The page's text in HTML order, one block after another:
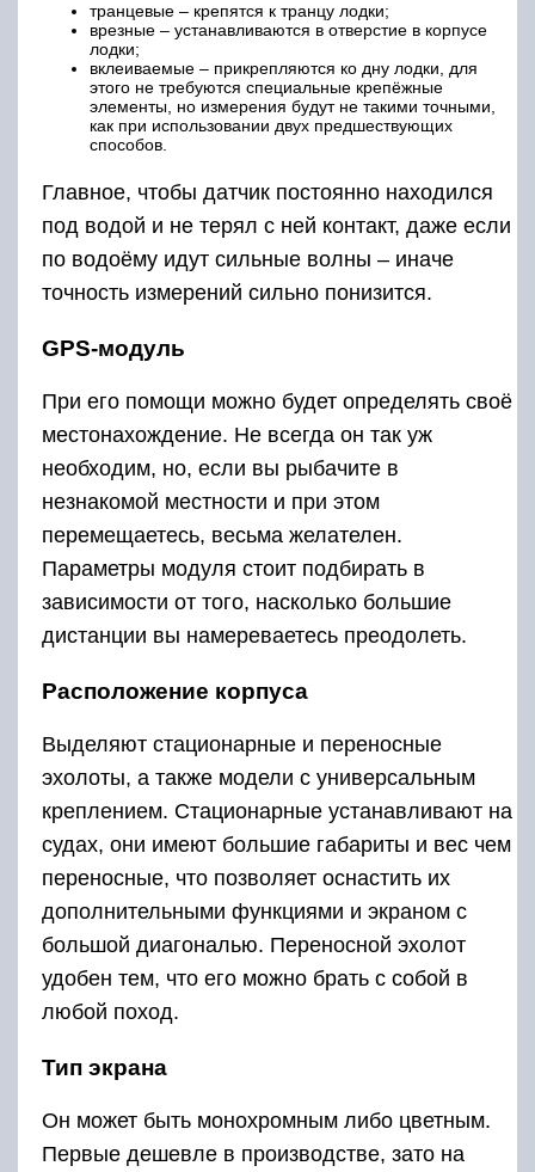
транцевые – крепятся к транцу лодки;
врезные – устанавливаются в отверстие в корпусе
лодки;
вклеиваемые – прикрепляются ко дну лодки, для
этого не требуются специальные крепёжные
элементы, но измерения будут не такими точными,
как при использовании двух предшествующих
способов.
Главное, чтобы датчик постоянно находился
под водой и не терял с ней контакт, даже если
по водоёму идут сильные волны – иначе
точность измерений сильно понизится.
GPS-модуль
При его помощи можно будет определять своё
местонахождение. Не всегда он так уж
необходим, но, если вы рыбачите в
незнакомой местности и при этом
перемещаетесь, весьма желателен.
Параметры модуля стоит подбирать в
зависимости от того, насколько большие
дистанции вы намереваетесь преодолеть.
Расположение корпуса
Выделяют стационарные и переносные
эхолоты, а также модели с универсальным
креплением. Стационарные устанавливают на
судах, они имеют большие габариты и вес чем
переносные, что позволяет оснастить их
дополнительными функциями и экраном с
большой диагональю. Переносной эхолот
удобен тем, что его можно брать с собой в
любой поход.
Тип экрана
Он может быть монохромным либо цветным.
Первые дешевле в производстве, зато на